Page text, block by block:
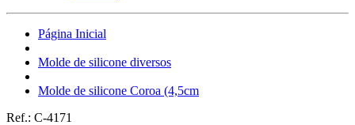
Página Inicial
Molde de silicone diversos
Molde de silicone Coroa (4,5cm
Ref.: C-4171